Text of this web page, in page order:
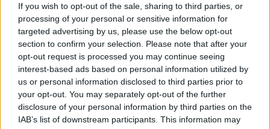
If you wish to opt-out of the sale, sharing to third parties, or
processing of your personal or sensitive information for
targeted advertising by us, please use the below opt-out
section to confirm your selection. Please note that after your
opt-out request is processed you may continue seeing
interest-based ads based on personal information utilized by
us or personal information disclosed to third parties prior to
your opt-out. You may separately opt-out of the further
disclosure of your personal information by third parties on the
IAB’s list of downstream participants. This information may
tulajdonosok nagyobb hányada (52 százalék), mint
ahogy minden mást is, ami biztonságosabbá teszi a
vezetést. 21 százaléknyian azonban úgy gondolják, hogy
a vezetés a sofőr feladata, és bár a figyelmeztetést jó
néven veszik, azt nem tartják helyes iránynak, ha ezekben
a folyamatokban az automatizálás is szerepet kap.
A megkérdezettek 55 százaléka évente legalább
egyszer átnézeti az autót szerelővel, és 22 százalék ezt